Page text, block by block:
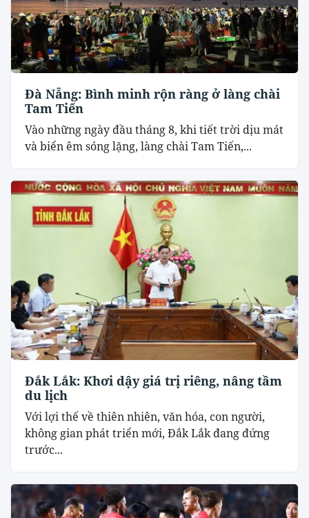
Đà Nẵng: Bình minh rộn ràng ở làng chài
Tam Tiến
Vào những ngày đầu tháng 8, khi tiết trời dịu mát
và biển êm sóng lặng, làng chài Tam Tiến,...
Đắk Lắk: Khơi dậy giá trị riêng, nâng tầm
du lịch
Với lợi thế về thiên nhiên, văn hóa, con người,
không gian phát triển mới, Đắk Lắk đang đứng
trước...